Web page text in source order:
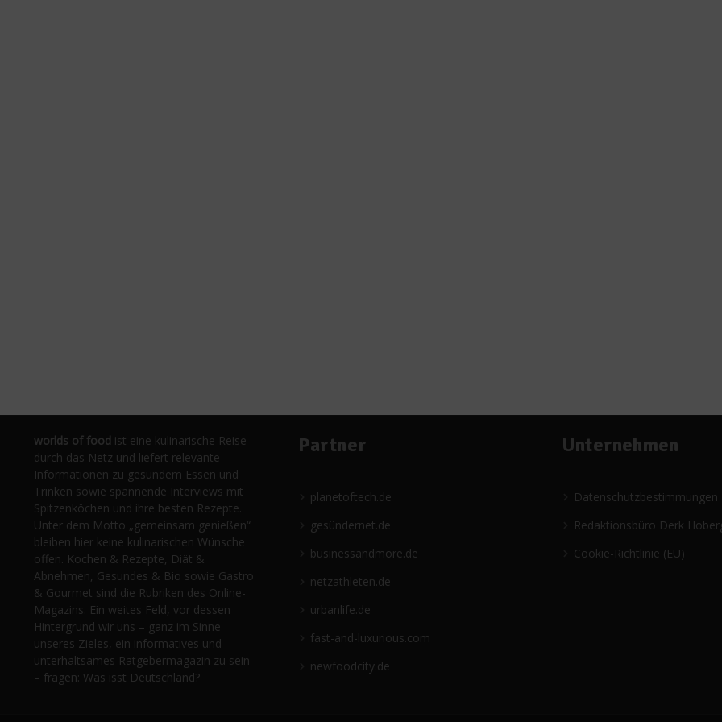
worlds of food ist eine kulinarische Reise
durch das Netz und liefert relevante
Informationen zu gesundem Essen und
Trinken sowie spannende Interviews mit
Spitzenköchen und ihre besten Rezepte.
Unter dem Motto „gemeinsam genießen“
bleiben hier keine kulinarischen Wünsche
offen. Kochen & Rezepte, Diät &
Abnehmen, Gesundes & Bio sowie Gastro
& Gourmet sind die Rubriken des Online-
Magazins. Ein weites Feld, vor dessen
Hintergrund wir uns – ganz im Sinne
unseres Zieles, ein informatives und
unterhaltsames Ratgebermagazin zu sein
– fragen: Was isst Deutschland?
Partner
planetoftech.de
gesündernet.de
businessandmore.de
netzathleten.de
urbanlife.de
fast-and-luxurious.com
newfoodcity.de
Unternehmen
Datenschutzbestimmungen
Redaktionsbüro Derk
Cookie-Richtlinie (EU)